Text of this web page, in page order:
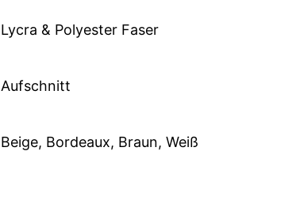
Lycra & Polyester Faser
Aufschnitt
Beige, Bordeaux, Braun, Weiß